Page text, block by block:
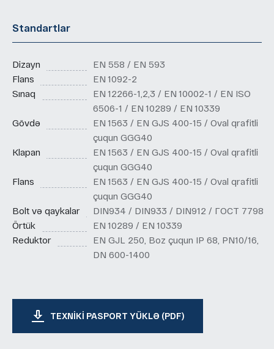
Standartlar
Dizayn
EN 558 / EN 593
Flans
EN 1092-2
Sınaq
EN 12266-1,2,3 / EN 10002-1 / EN ISO
6506-1 / EN 10289 / EN 10339
Gövdə
EN 1563 / EN GJS 400-15 / Oval qrafitli
çuqun GGG40
Klapan
EN 1563 / EN GJS 400-15 / Oval qrafitli
çuqun GGG40
Flans
EN 1563 / EN GJS 400-15 / Oval qrafitli
çuqun GGG40
Bolt və qaykalar
DIN934 / DIN933 / DIN912 / ГОСТ 7798
Örtük
EN 10289 / EN 10339
Reduktor
EN GJL 250, Boz çuqun IP 68, PN10/16,
DN 600-1400
TEXNIKI PASPORT YÜKLƏ (PDF)